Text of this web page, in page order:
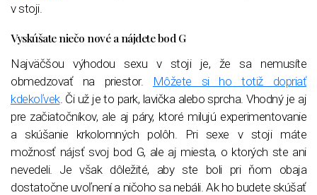
v stoji.
Vyskúšate niečo nové a nájdete bod G
Najväčšou výhodou sexu v stoji je, že sa nemusíte
obmedzovať na priestor.
Môžete si ho totiž dopriať
kdekoľvek. Či už je to park, lavička alebo sprcha. Vhodný je aj
pre začiatočníkov, ale aj páry, ktoré milujú experimentovanie
a skúšanie krkolomných polôh. Pri sexe v stoji máte
možnosť nájsť svoj bod G, ale aj miesta, o ktorých ste ani
nevedeli. Je však dôležité, aby ste boli pri ňom obaja
dostatočne uvoľnení a ničoho sa nebáli. Ak ho budete skúšať